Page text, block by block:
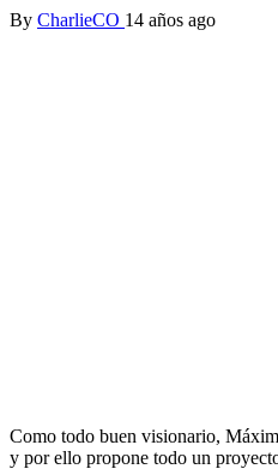
By CharlieCO 14 años ago
Como todo buen visionario,
y por ello propone todo un